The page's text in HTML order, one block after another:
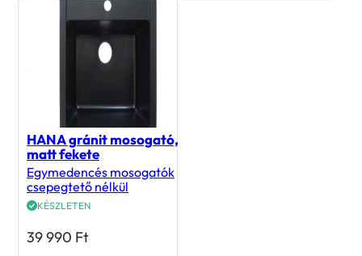
HANA gránit mosogató,
matt fekete
Egymedencés mosogatók
csepegtető nélkül
KÉSZLETEN
39 990 Ft